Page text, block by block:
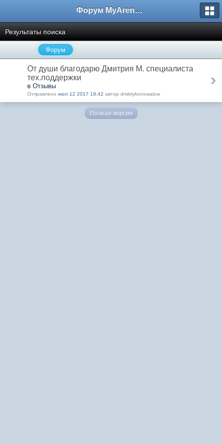
Форум MyArena.ru
Результаты поиска
Форум
От души благодарю Дмитрия М. специалиста
тех.поддержки
в Отзывы
Отправлено июл 12 2017 19:42 автор dmitriykonowalow
Полная версия